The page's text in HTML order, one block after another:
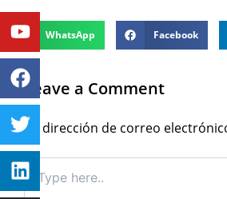
WhatsApp Facebook
Leave a Comment
Tu dirección de correo
Type
here..
Youtube
Facebook
Twitter
Linkedin
Instagram